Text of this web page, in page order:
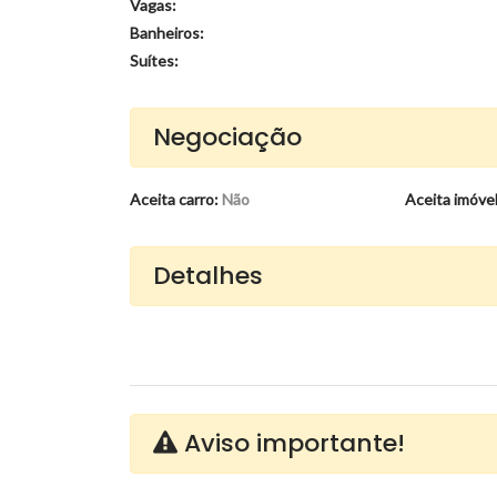
Vagas:
Banheiros:
Suítes:
Negociação
Aceita carro:Não Aceita
Detalhes
Aviso importante!